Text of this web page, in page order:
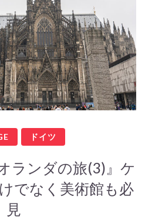
ドイツ
ランダの旅(3)』ケ
でなく美術館も必
見